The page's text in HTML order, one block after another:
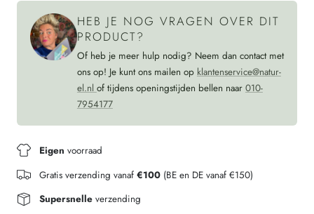
roest
48
roest
48
HEB JE NOG VRAGEN OVER DIT
PRODUCT?
Of heb je meer hulp nodig? Neem dan contact met
ons op! Je kunt ons mailen op klantenservice@natur-
el.nl of tijdens openingstijden bellen naar 010-
7954177
Eigen voorraad
Gratis verzending vanaf €100 (BE en DE vanaf €150)
Supersnelleverzending